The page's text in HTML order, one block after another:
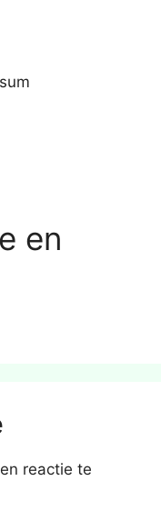
en
reactie te